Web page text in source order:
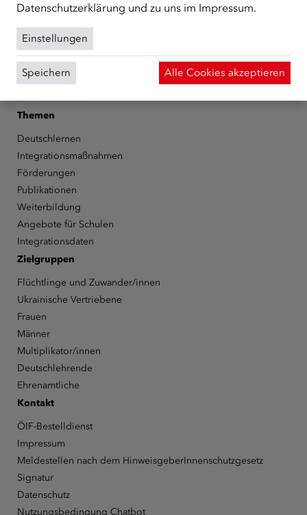
Der Österreichische Integrationsfonds (ÖIF)
Organigramm
Presse
Informationen erhalten
Karriere
Themen
Deutschlernen
Integrationsmaßnahmen
Förderungen
Publikationen
Weiterbildung
Angebote für Schulen
Integrationsdaten
Zielgruppen
Flüchtlinge und Zuwander/innen
Ukrainische Vertriebene
Frauen
Männer
Multiplikator/innen
Deutschlehrende
Ehrenamtliche
Kontakt
ÖIF-Bestelldienst
Impressum
Meldestellen nach dem HinweisgeberInnenschutzgesetz
Signatur
Datenschutz
Nutzungsbedingung Chatbot
Datenschutzerklärung und zu uns im Impressum.
Einstellungen
Speichern Alle Cookies akzeptieren